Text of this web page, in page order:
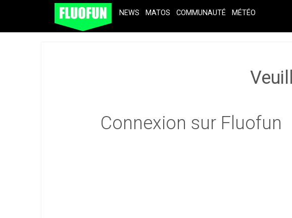
NEWS MATOS COMMUNAUTÉ MÉTÉO
Connexion sur Fluofun